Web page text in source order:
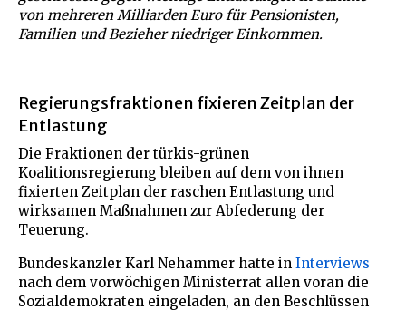
von mehreren Milliarden Euro für Pensionisten,
Familien und Bezieher niedriger Einkommen.
Regierungsfraktionen fixieren Zeitplan der
Entlastung
Die Fraktionen der türkis-grünen
Koalitionsregierung bleiben auf dem von ihnen
fixierten Zeitplan der raschen Entlastung und
wirksamen Maßnahmen zur Abfederung der
Teuerung.
Bundeskanzler Karl Nehammer hatte in Interviews
nach dem vorwöchigen Ministerrat allen voran die
Sozialdemokraten eingeladen, an den Beschlüssen